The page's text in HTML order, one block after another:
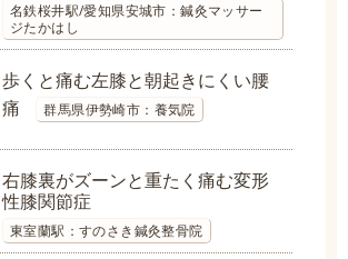
名鉄桜井駅/愛知県安城市：鍼灸マッサー
ジたかはし
歩くと痛む左膝と朝起きにくい腰
痛
群馬県伊勢崎市：養気院
右膝裏がズーンと重たく痛む変形
性膝関節症
東室蘭駅：すのさき鍼灸整骨院